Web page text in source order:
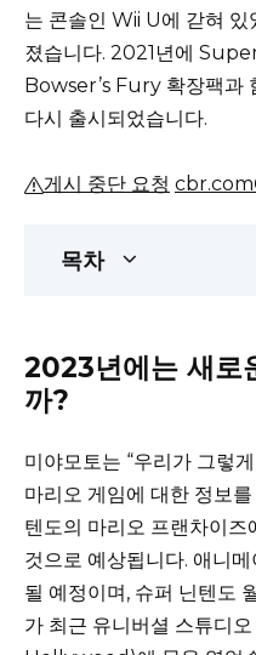
는 콘솔인 Wii U에 갇혀 있
졌습니다. 2021년에
Bowser’s Fury 확장팩
다시 출시되었습니다.
게시 중단 요청 cbr.com
목차
2023년에는 새로
까?
미야모토는 “우리가 그렇
마리오 게임에 대한 정보
텐도의 마리오 프랜차이
것으로 예상됩니다. 애니
될 예정이며, 슈퍼 닌텐
가 최근 유니버셜 스튜디